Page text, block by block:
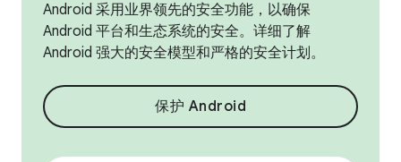
Android 采用业界领先的安全功能，以确保
Android 平台和生态系统的安全。详细了解
Android 强大的安全模型和严格的安全计划。
保护 Android